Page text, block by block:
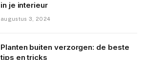
in je interieur
augustus 3, 2024
Planten buiten verzorgen: de beste
tips en tricks